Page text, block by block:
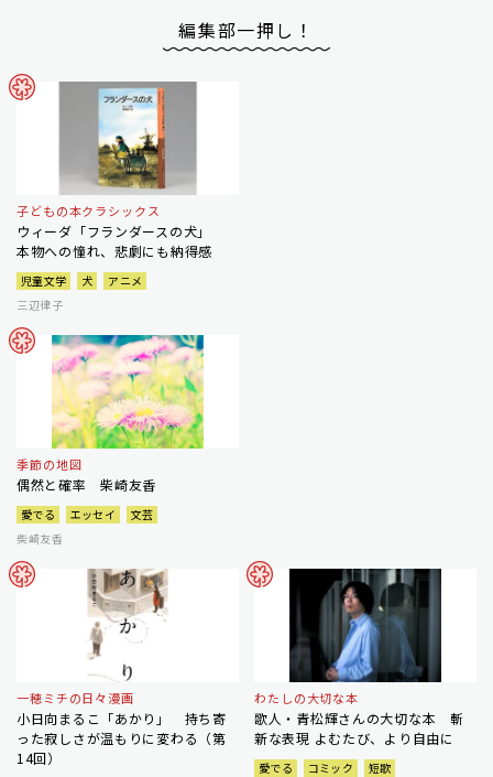
編集部一押し！
子どもの本クラシックス
ウィーダ「フランダースの犬」
本物への憧れ、悲劇にも納得感
児童文学 犬
アニメ
三辺律子
季節の地図
偶然と確率 柴崎友香
愛でる エッセイ
文芸
柴崎友香
一穂ミチの日々漫画
小日向まるこ「あかり」 持ち寄
った寂しさが温もりに変わる（第
14回）
わたしの大切な本
歌人・青松輝さんの大切な本 斬
新な表現 よむたび、より自由に
愛でる コミック 短歌